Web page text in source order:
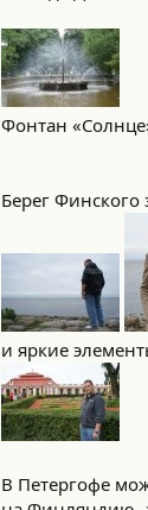
Фонтан
Берег Финского
и яркие
В Петергофе